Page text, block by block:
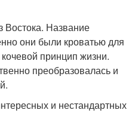
Востока. Название
они были кроватью для
принцип жизни.
преобразовалась и
и нестандартных